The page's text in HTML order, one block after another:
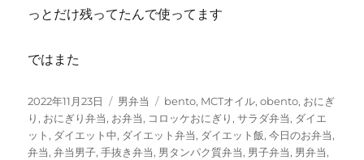
っとだけ残ってたんで使ってます
ではまた
投
稿
日:
2022年11月23日
カ
テ
ゴ
リ
男弁当
タ
グ
bento, MCTオイル,obento, おにぎ
り, おにぎり弁当, お弁当, コロッケおにぎり,サラダ弁当, ダイエ
ット, ダイエット中, ダイエット弁当, ダイエット飯,今日のお弁当,
弁当,弁当男子,手抜き弁当, 男タンパク質弁当, 男子弁当, 男弁当,